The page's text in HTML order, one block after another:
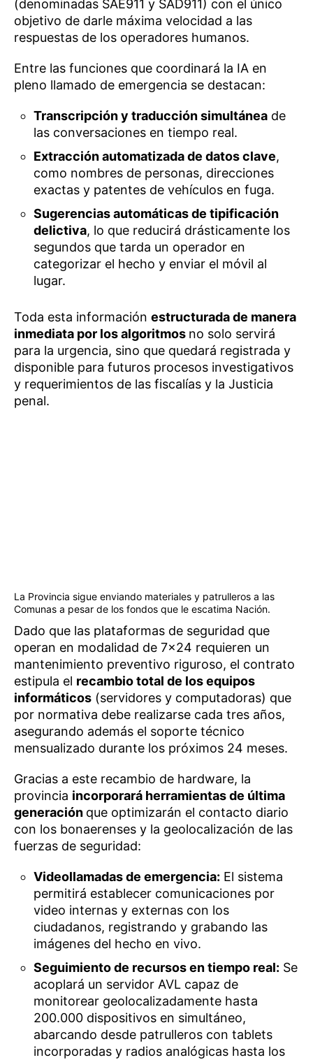
(denominadas SAE911 y SAD911) con el único
objetivo de darle máxima velocidad a las
respuestas de los operadores humanos.
Entre las funciones que coordinará la IA en
pleno llamado de emergencia se destacan:
Transcripción y traducción simultánea de
las conversaciones en tiempo real.
Extracción automatizada de datos clave,
como nombres de personas, direcciones
exactas y patentes de vehículos en fuga.
Sugerencias automáticas de tipificación
delictiva, lo que reducirá drásticamente los
segundos que tarda un operador en
categorizar el hecho y enviar el móvil al
lugar.
Toda esta información estructurada de manera
inmediata por los algoritmos no solo servirá
para la urgencia, sino que quedará registrada y
disponible para futuros procesos investigativos
y requerimientos de las fiscalías y la Justicia
penal.
La Provincia sigue enviando materiales y patrulleros a las
Comunas a pesar de los fondos que le escatima Nación.
Dado que las plataformas de seguridad que
operan en modalidad de 7×24 requieren un
mantenimiento preventivo riguroso, el contrato
estipula el recambio total de los equipos
informáticos (servidores y computadoras) que
por normativa debe realizarse cada tres años,
asegurando además el soporte técnico
mensualizado durante los próximos 24 meses.
Gracias a este recambio de hardware, la
provincia incorporará herramientas de última
generación que optimizarán el contacto diario
con los bonaerenses y la geolocalización de las
fuerzas de seguridad:
Videollamadas de emergencia: El sistema
permitirá establecer comunicaciones por
video internas y externas con los
ciudadanos, registrando y grabando las
imágenes del hecho en vivo.
Seguimiento de recursos en tiempo real: Se
acoplará un servidor AVL capaz de
monitorear geolocalizadamente hasta
200.000 dispositivos en simultáneo,
abarcando desde patrulleros con tablets
incorporadas y radios analógicas hasta los